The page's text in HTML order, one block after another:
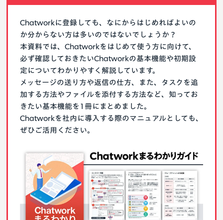
Chatworkに登録しても、なにからはじめればよいの
か分からない方は多いのではないでしょうか？
本資料では、Chatworkをはじめて使う方に向けて、
必ず確認しておきたいChatworkの基本機能や初期設
定についてわかりやすく解説しています。
メッセージの送り方や返信の仕方、また、タスクを追
加する方法やファイルを添付する方法など、知ってお
きたい基本機能を1冊にまとめました。
Chatworkを社内に導入する際のマニュアルとしても、
ぜひご活用ください。